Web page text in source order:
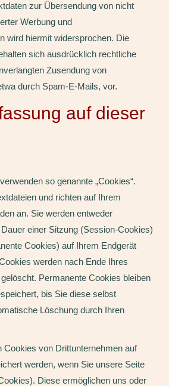
zur Übersendung von nicht
Werbung und
wird hiermit widersprochen. Die
sich ausdrücklich rechtliche
Zusendung von
durch Spam-E-Mails, vor.
auf dieser
so genannte „Cookies“.
und richten auf Ihrem
an. Sie werden entweder
einer Sitzung (Session-Cookies)
Cookies) auf Ihrem Endgerät
werden nach Ende Ihres
Permanente Cookies bleiben
bis Sie diese selbst
Löschung durch Ihren
Cookies von Drittunternehmen auf
werden, wenn Sie unsere Seite
Diese ermöglichen uns oder